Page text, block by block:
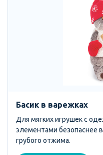
Басик в варежках
Для мягких игрушек с
элементами безопаснее
грубого отжима.